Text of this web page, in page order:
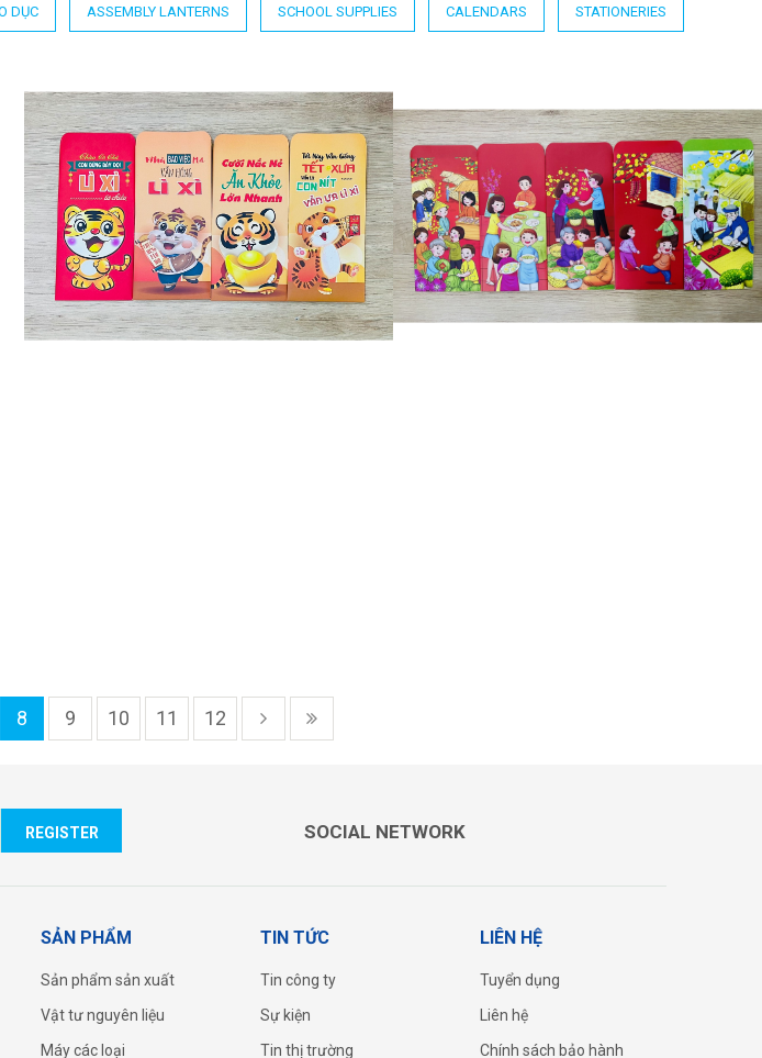
DỤC ASSEMBLY LANTERNS SCHOOL SUPPLIES CALENDARS STATIONERIES
BAO LÌ XÌ IN OFFSET BAO LÌ XÌ IN OFFSET
8 9 10 11 12
REGISTER SOCIAL NETWORK
SẢN PHẨM
Sản phẩm sản xuất
Vật tư nguyên liệu
Máy các loại
TIN TỨC
Tin công ty
Sự kiện
Tin thị trường
LIÊN HỆ
Tuyển dụng
Liên hệ
Chính sách bảo hành